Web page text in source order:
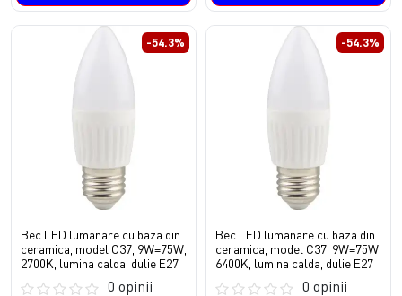
-54.3%
Bec LED lumanare cu baza din
ceramica, model C37, 9W=75W,
2700K, lumina calda, dulie E27
0 opinii
-54.3%
Bec LED lumanare cu baza din
ceramica, model C37, 9W=75W,
6400K, lumina calda, dulie E27
0 opinii